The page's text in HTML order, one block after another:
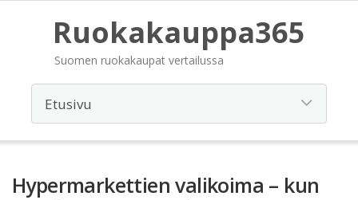
Ruokakauppa365
Suomen ruokakaupat vertailussa
Hypermarkettien valikoima – kun